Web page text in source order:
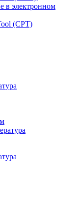
в электронном
(CPT)